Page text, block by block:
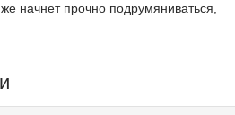
начнет прочно подрумяниваться,